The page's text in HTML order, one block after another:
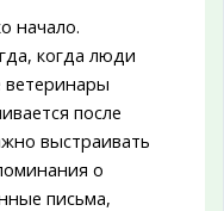
начало.
когда люди
после
выстраивать
о
письма,